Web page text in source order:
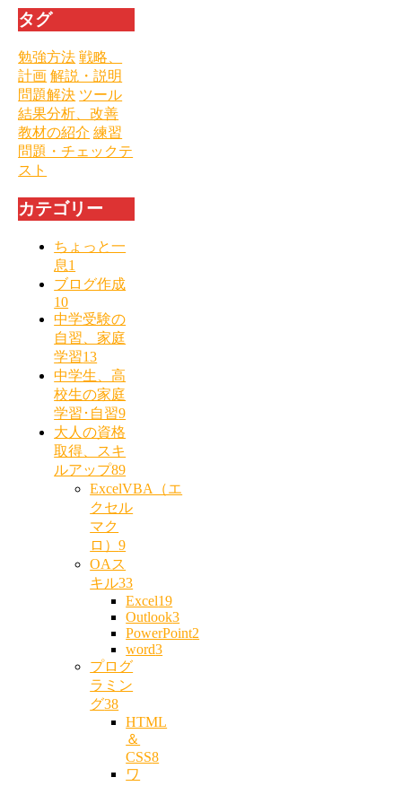
タグ
勉強方法 戦略、
計画 解説・説明
問題解決 ツール
結果分析、改善
教材の紹介 練習
問題・チェックテ
スト
カテゴリー
ちょっと一
息1
ブログ作成
10
中学受験の
自習、家庭
学習13
中学生、高
校生の家庭
学習･自習9
大人の資格
取得、スキ
ルアップ89
ExcelVBA（エ
クセル
マク
ロ）9
OAス
キル33
Excel19
Outlook3
PowerPoint2
word3
プログ
ラミン
グ38
HTML
＆
CSS8
ワ